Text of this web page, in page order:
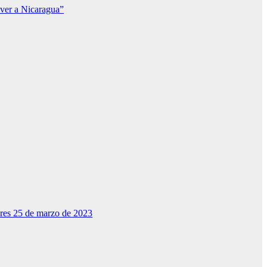
a Nicaragua”
25 de marzo de 2023